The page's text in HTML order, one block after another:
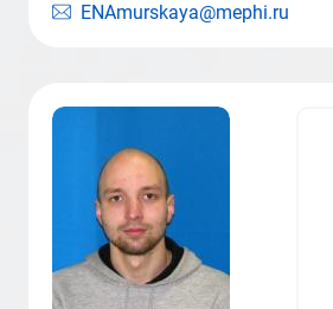
ENAmurskaya@mephi.ru